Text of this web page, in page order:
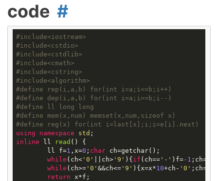
code
#include<iostream>
#include<cstdio>
#include<cstdlib>
#include<cmath>
#include<cstring>
#include<algorithm>
#define rep(i,a,b) for(int i=a;i<=b;i++)
#define dep(i,a,b) for(int i=a;i>=b;i--)
#define ll long long
#define mem(x,num) memset(x,num,sizeof x)
#define reg(x) for(int i=last[x];i;i=e[i].next)
using
namespace std
inline ll read ()
{
	ll f=
1 ,x=0 ; char ch=getchar();
while (ch<'0' ||ch>'9' ){if (ch=='-' )f=-1
while (ch>='0' &&ch<='9' ){x=x*10+ch- '0'
return x*f;